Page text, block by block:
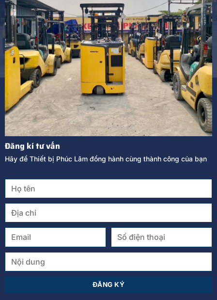
Đăng kí tư vấn
Hãy để Thiết bị Phúc Lâm đồng hành cùng thành công của bạn